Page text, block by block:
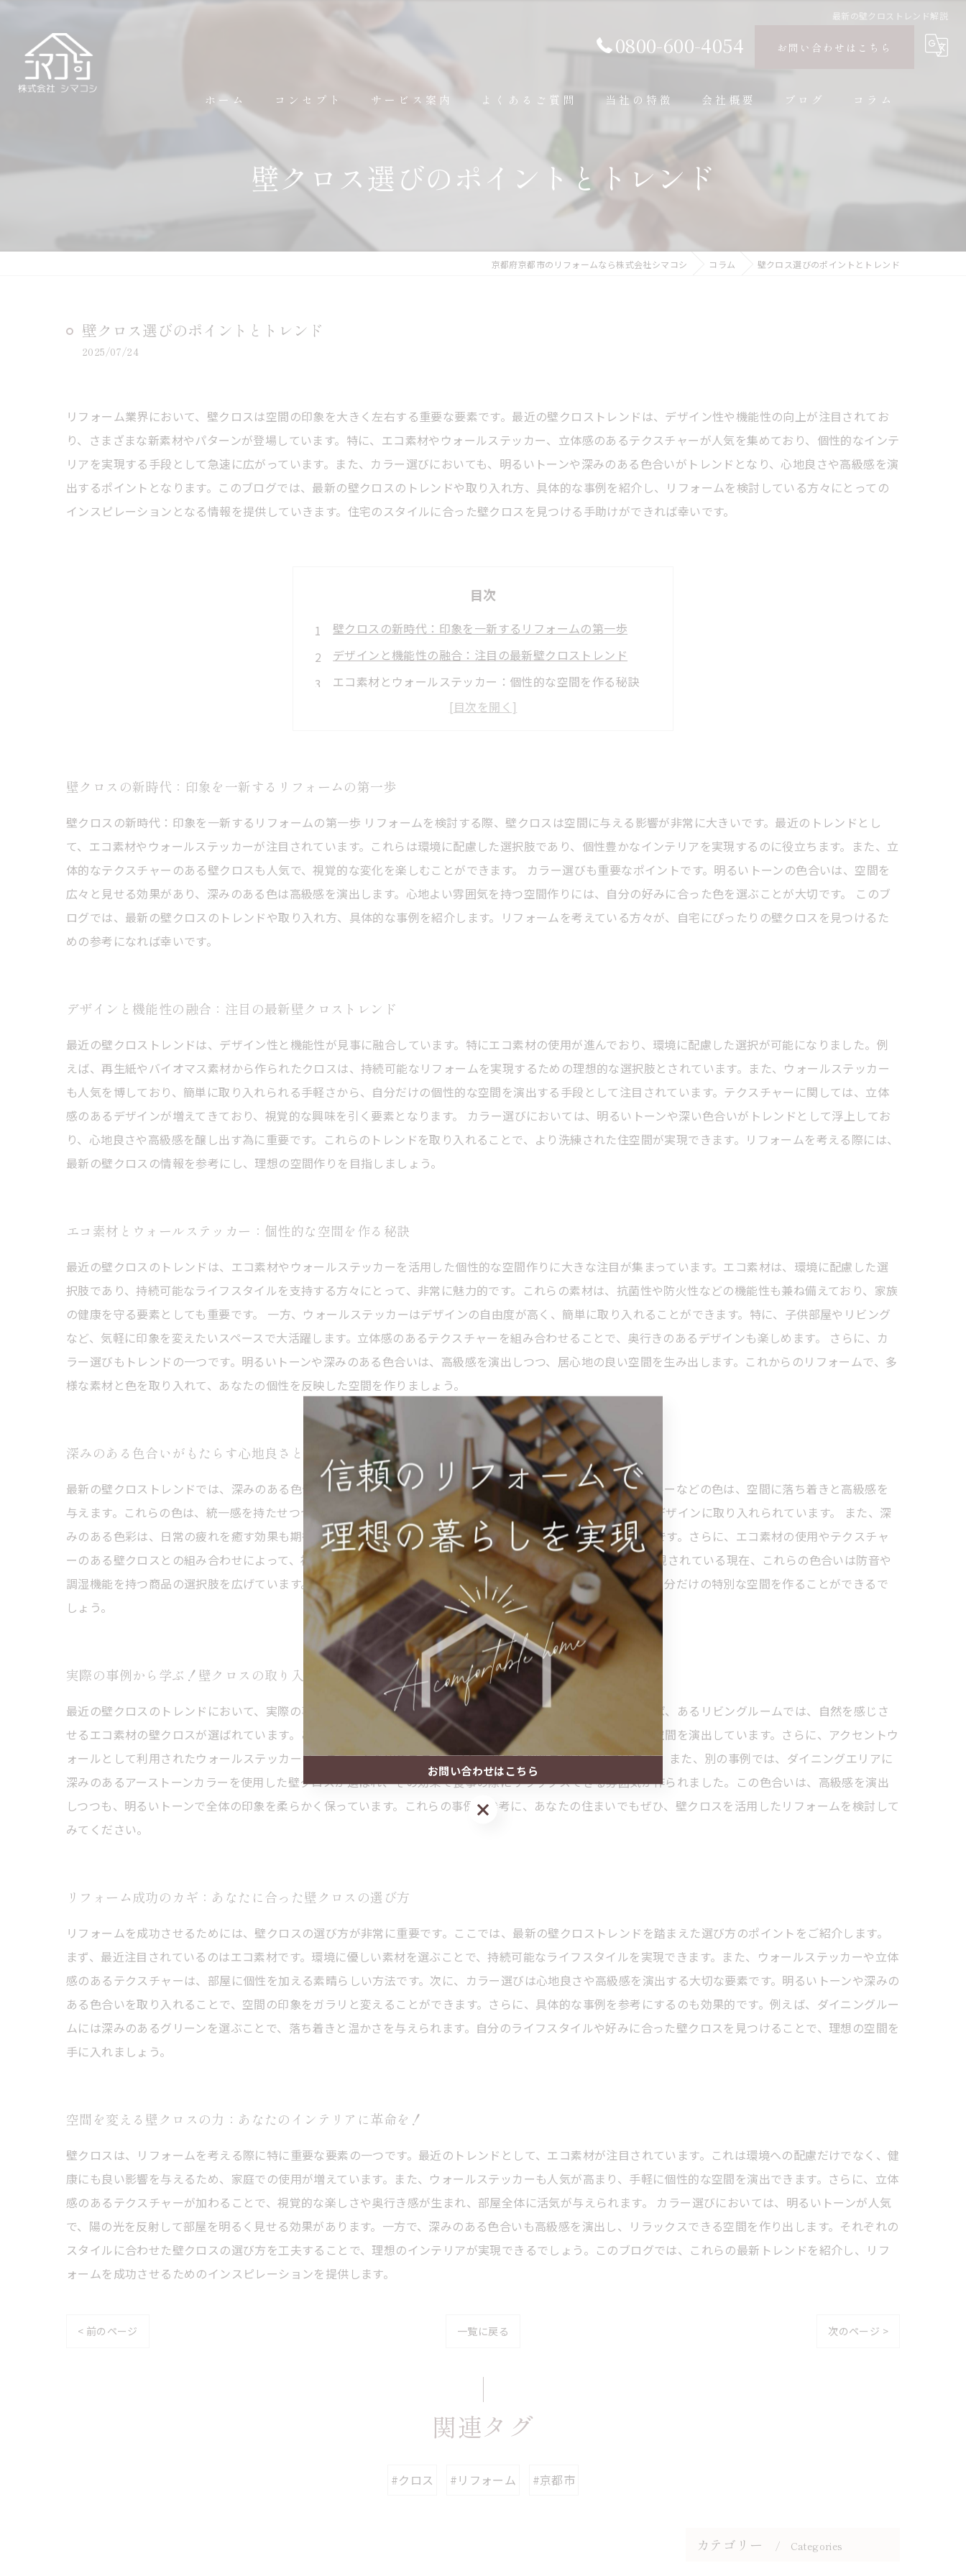
最新の壁クロストレンド解説
0800-600-4054 お問い合わせはこちら
ホーム コンセプト サービス案内
外装工事
よくあるご質問 当社の特徴
外壁
外構
水回り
会社概要 ブログ コラム
壁クロス選びのポイントとトレンド
京都府京都市のリフォームなら株式会社シマコシ コラム 壁クロス選びのポイントとトレンド
壁クロス選びのポイントとトレンド
2025/07/24
リフォーム業界において、壁クロスは空間の印象を大きく左右する重要な要素です。最近の壁クロストレンドは、デザイン性や機能性の向上が注目されてお
り、さまざまな新素材やパターンが登場しています。特に、エコ素材やウォールステッカー、立体感のあるテクスチャーが人気を集めており、個性的なインテ
リアを実現する手段として急速に広がっています。また、カラー選びにおいても、明るいトーンや深みのある色合いがトレンドとなり、心地良さや高級感を演
出するポイントとなります。このブログでは、最新の壁クロスのトレンドや取り入れ方、具体的な事例を紹介し、リフォームを検討している方々にとっての
インスピレーションとなる情報を提供していきます。住宅のスタイルに合った壁クロスを見つける手助けができれば幸いです。
目次
壁クロスの新時代：印象を一新するリフォームの第一歩
デザインと機能性の融合：注目の最新壁クロストレンド
エコ素材とウォールステッカー：個性的な空間を作る秘訣
深みのある色合いがもたらす心地良さと高級感
空間を変える壁クロスの力：あなたのインテリアに革命を！
壁クロスの新時代：印象を一新するリフォームの第一歩
壁クロスの新時代：印象を一新するリフォームの第一歩 リフォームを検討する際、壁クロスは空間に与える影響が非常に大きいです。最近のトレンドとし
て、エコ素材やウォールステッカーが注目されています。これらは環境に配慮した選択肢であり、個性豊かなインテリアを実現するのに役立ちます。また、立
体的なテクスチャーのある壁クロスも人気で、視覚的な変化を楽しむことができます。 カラー選びも重要なポイントです。明るいトーンの色合いは、空間を
広々と見せる効果があり、深みのある色は高級感を演出します。心地よい雰囲気を持つ空間作りには、自分の好みに合った色を選ぶことが大切です。 このブ
ログでは、最新の壁クロスのトレンドや取り入れ方、具体的な事例を紹介します。リフォームを考えている方々が、自宅にぴったりの壁クロスを見つけるた
めの参考になれば幸いです。
デザインと機能性の融合：注目の最新壁クロストレンド
最近の壁クロストレンドは、デザイン性と機能性が見事に融合しています。特にエコ素材の使用が進んでおり、環境に配慮した選択が可能になりました。例
えば、再生紙やバイオマス素材から作られたクロスは、持続可能なリフォームを実現するための理想的な選択肢とされています。また、ウォールステッカー
も人気を博しており、簡単に取り入れられる手軽さから、自分だけの個性的な空間を演出する手段として注目されています。テクスチャーに関しては、立体
感のあるデザインが増えてきており、視覚的な興味を引く要素となります。 カラー選びにおいては、明るいトーンや深い色合いがトレンドとして浮上してお
り、心地良さや高級感を醸し出す為に重要です。これらのトレンドを取り入れることで、より洗練された住空間が実現できます。リフォームを考える際には、
最新の壁クロスの情報を参考にし、理想の空間作りを目指しましょう。
エコ素材とウォールステッカー：個性的な空間を作る秘訣
最近の壁クロスのトレンドは、エコ素材やウォールステッカーを活用した個性的な空間作りに大きな注目が集まっています。エコ素材は、環境に配慮した選
択肢であり、持続可能なライフスタイルを支持する方々にとって、非常に魅力的です。これらの素材は、抗菌性や防火性などの機能性も兼ね備えており、家族
の健康を守る要素としても重要です。 一方、ウォールステッカーはデザインの自由度が高く、簡単に取り入れることができます。特に、子供部屋やリビング
など、気軽に印象を変えたいスペースで大活躍します。立体感のあるテクスチャーを組み合わせることで、奥行きのあるデザインも楽しめます。 さらに、カ
ラー選びもトレンドの一つです。明るいトーンや深みのある色合いは、高級感を演出しつつ、居心地の良い空間を生み出します。これからのリフォームで、多
様な素材と色を取り入れて、あなたの個性を反映した空間を作りましょう。
深みのある色合いがもたらす心地良さと高級感
最新の壁クロストレンドでは、深みのある色合いが非常に注目されています。特に、深いグリーンやネイビーブルーなどの色は、空間に落ち着きと高級感を
与えます。これらの色は、統一感を持たせつつも、個性的な印象を与えることができるため、多くのインテリアデザインに取り入れられています。 また、深
みのある色彩は、日常の疲れを癒す効果も期待できるため、リビングや寝室など、リラックスしたい空間に最適です。さらに、エコ素材の使用やテクスチャ
ーのある壁クロスとの組み合わせによって、視覚的な楽しさも加わります。 デザイン性だけでなく、機能性も重視されている現在、これらの色合いは防音や
調湿機能を持つ商品の選択肢を広げています。リフォームを考えている方は、こうしたトレンドを参考にして、自分だけの特別な空間を作ることができるで
しょう。
実際の事例から学ぶ！壁クロスの取り入れ方
最近の壁クロスのトレンドにおいて、実際の事例をもとにどう取り入れれば良いのかを考えてみましょう。例えば、あるリビングルームでは、自然を感じさ
せるエコ素材の壁クロスが選ばれています。この素材は、優しい色合いとテクスチャーが特徴で、居心地の良い空間を演出しています。さらに、アクセントウ
ォールとして利用されたウォールステッカーは、ユニークな印象を与え、インテリアの個性を際立たせています。 また、別の事例では、ダイニングエリアに
深みのあるアーストーンカラーを使用した壁クロスが選ばれ、その効果で食事の際にリラックスできる雰囲気が作られました。この色合いは、高級感を演出
しつつも、明るいトーンで全体の印象を柔らかく保っています。これらの事例を参考に、あなたの住まいでもぜひ、壁クロスを活用したリフォームを検討して
みてください。
リフォーム成功のカギ：あなたに合った壁クロスの選び方
リフォームを成功させるためには、壁クロスの選び方が非常に重要です。ここでは、最新の壁クロストレンドを踏まえた選び方のポイントをご紹介します。
まず、最近注目されているのはエコ素材です。環境に優しい素材を選ぶことで、持続可能なライフスタイルを実現できます。また、ウォールステッカーや立体
感のあるテクスチャーは、部屋に個性を加える素晴らしい方法です。次に、カラー選びは心地良さや高級感を演出する大切な要素です。明るいトーンや深みの
ある色合いを取り入れることで、空間の印象をガラリと変えることができます。さらに、具体的な事例を参考にするのも効果的です。例えば、ダイニングルー
ムには深みのあるグリーンを選ぶことで、落ち着きと温かさを与えられます。自分のライフスタイルや好みに合った壁クロスを見つけることで、理想の空間を
手に入れましょう。
空間を変える壁クロスの力：あなたのインテリアに革命を！
壁クロスは、リフォームを考える際に特に重要な要素の一つです。最近のトレンドとして、エコ素材が注目されています。これは環境への配慮だけでなく、健
康にも良い影響を与えるため、家庭での使用が増えています。また、ウォールステッカーも人気が高まり、手軽に個性的な空間を演出できます。さらに、立体
感のあるテクスチャーが加わることで、視覚的な楽しさや奥行き感が生まれ、部屋全体に活気が与えられます。 カラー選びにおいては、明るいトーンが人気
で、陽の光を反射して部屋を明るく見せる効果があります。一方で、深みのある色合いも高級感を演出し、リラックスできる空間を作り出します。それぞれの
スタイルに合わせた壁クロスの選び方を工夫することで、理想のインテリアが実現できるでしょう。このブログでは、これらの最新トレンドを紹介し、リフ
ォームを成功させるためのインスピレーションを提供します。
< 前のページ 一覧に戻る 次のページ >
関連タグ
#クロス #リフォーム #京都市
カテゴリー Categories
お問い合わせはこちら
お問い合わせはこちら